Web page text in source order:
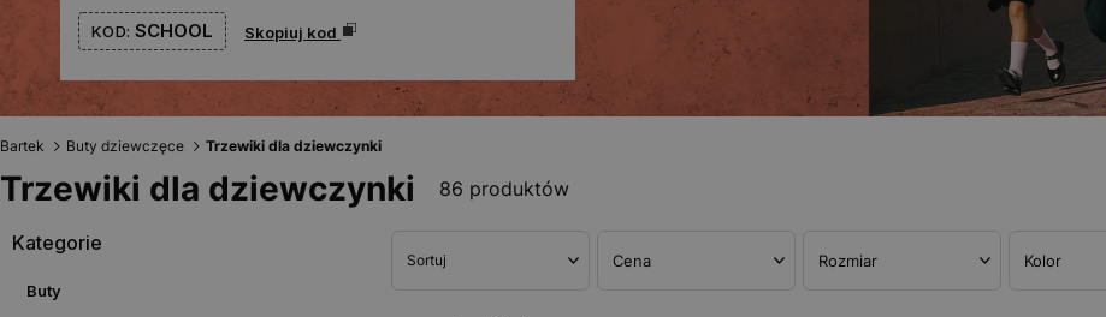
KOD: SCHOOL Skopiuj kod
Bartek Buty dziewczęce Trzewiki dla dziewczynki
Trzewiki dla dziewczynki 86 produktów
Kategorie
Buty
Sortuj Cena Rozmiar Kolor